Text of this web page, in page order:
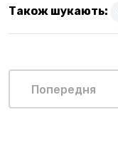
Також шукають:
Попередня